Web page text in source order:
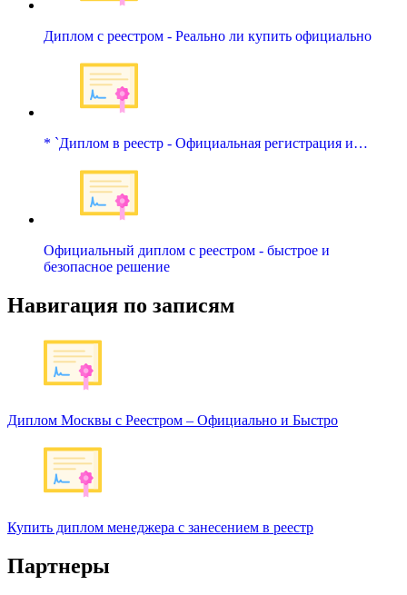
Диплом с реестром - Реально ли купить официально
* `Диплом в реестр - Официальная регистрация и…
Официальный диплом с реестром - быстрое и
безопасное решение
Навигация по записям
Диплом Москвы с Реестром – Официально и Быстро
Купить диплом менеджера с занесением в реестр
Партнеры